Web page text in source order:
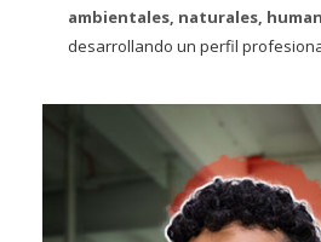
ambientales, naturales,
desarrollando un perfil